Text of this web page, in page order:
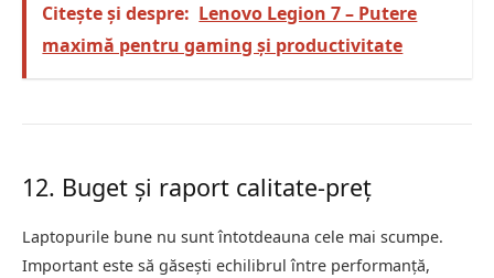
Citește și despre: Lenovo Legion 7 – Putere
maximă pentru gaming și productivitate
12. Buget și raport calitate-preț
Laptopurile bune nu sunt întotdeauna cele mai scumpe.
Important este să găsești echilibrul între performanță,